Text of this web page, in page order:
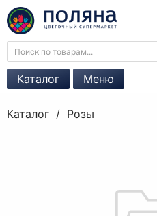
Каталог Меню
Каталог / Розы